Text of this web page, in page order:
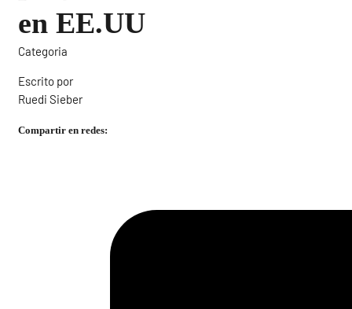
en EE.UU
Categoria
Escrito por
Ruedi Sieber
Compartir en redes: